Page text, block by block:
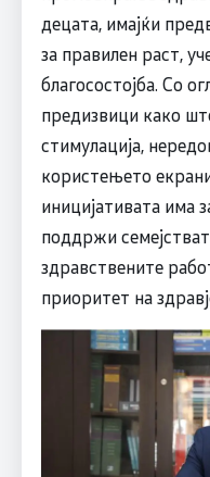
децата, имајќи
за правилен раст,
благосостојба. Со
предизвици како
стимулација,
користењето
иницијативата има
поддржи
здравствените
приоритет на